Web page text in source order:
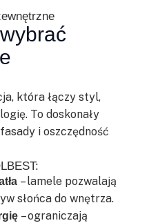
która łączy styl,
To doskonały
i oszczędność
– lamele pozwalają
słońca do wnętrza.
– ograniczają